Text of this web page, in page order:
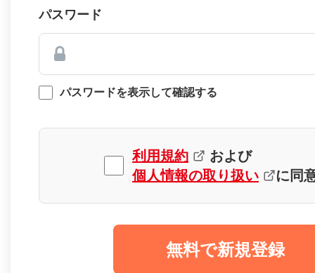
パスワード
パスワードを表示して確認する
利用規約
および
個人情報の取り扱い
に同
無料で新規登録